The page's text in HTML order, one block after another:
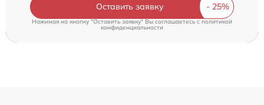
Оставить заявку
Нажимая на кнопку "Оставить заявку" Вы соглашаетесь cполитикой
конфиденциальности